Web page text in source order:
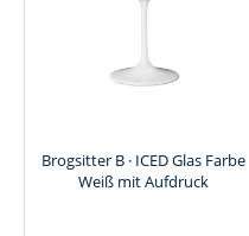
Brogsitter B · ICED Glas Farbe
Weiß mit Aufdruck